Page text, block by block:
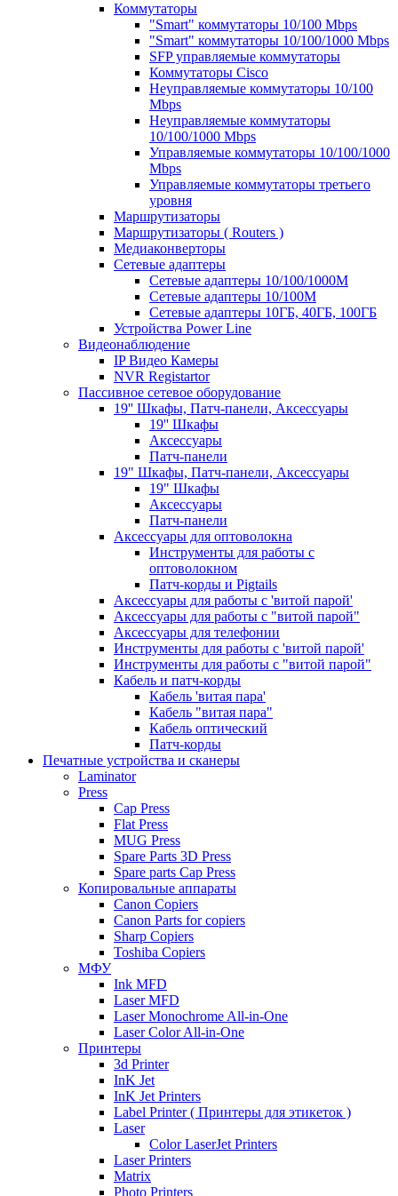
Коммутаторы
"Smart" коммутаторы 10/100 Mbps
"Smart" коммутаторы 10/100/1000 Mbps
SFP управляемые коммутаторы
Коммутаторы Cisco
Неуправляемые коммутаторы 10/100
Mbps
Неуправляемые коммутаторы
10/100/1000 Mbps
Управляемые коммутаторы 10/100/1000
Mbps
Управляемые коммутаторы третьего
уровня
Маршрутизаторы
Маршрутизаторы ( Routers )
Медиаконверторы
Сетевые адаптеры
Сетевые адаптеры 10/100/1000М
Сетевые адаптеры 10/100M
Сетевые адаптеры 10ГБ, 40ГБ, 100ГБ
Устройства Power Line
Видеонаблюдение
IP Видео Камеры
NVR Registartor
Пассивное сетевое оборудование
19'' Шкафы, Патч-панели, Аксессуары
19'' Шкафы
Аксессуары
Патч-панели
19" Шкафы, Патч-панели, Аксессуары
19" Шкафы
Аксессуары
Патч-панели
Аксессуары для оптоволокна
Инструменты для работы с
оптоволокном
Патч-корды и Pigtails
Аксессуары для работы с 'витой парой'
Аксессуары для работы с "витой парой"
Аксессуары для телефонии
Инструменты для работы с 'витой парой'
Инструменты для работы с "витой парой"
Кабель и патч-корды
Кабель 'витая пара'
Кабель "витая пара"
Кабель оптический
Патч-корды
Печатные устройства и сканеры
Laminator
Press
Cap Press
Flat Press
MUG Press
Spare Parts 3D Press
Spare parts Cap Press
Копировальные аппараты
Canon Copiers
Canon Parts for copiers
Sharp Copiers
Toshiba Copiers
МФУ
Ink MFD
Laser MFD
Laser Monochrome All-in-One
Laser Color All-in-One
Принтеры
3d Printer
InK Jet
InK Jet Printers
Label Printer ( Принтеры для этикеток )
Laser
Color LaserJet Printers
Laser Printers
Matrix
Photo Printers